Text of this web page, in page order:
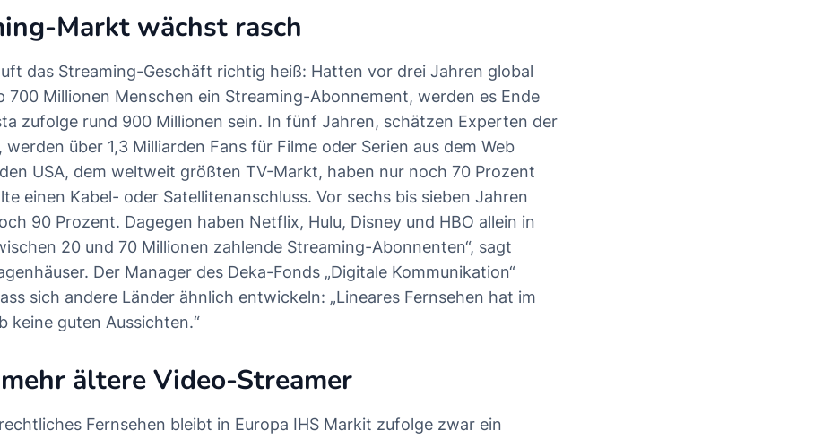
Markt wächst rasch
das Streaming-Geschäft richtig heiß: Hatten vor drei Jahren global
700 Millionen Menschen ein Streaming-Abonnement, werden es Ende
zufolge rund 900 Millionen sein. In fünf Jahren, schätzen Experten der
werden über 1,3 Milliarden Fans für Filme oder Serien aus dem Web
USA, dem weltweit größten TV-Markt, haben nur noch 70 Prozent
einen Kabel- oder Satellitenanschluss. Vor sechs bis sieben Jahren
90 Prozent. Dagegen haben Netflix, Hulu, Disney und HBO allein in
20 und 70 Millionen zahlende Streaming-Abonnenten“, sagt
Der Manager des Deka-Fonds „Digitale Kommunikation“
sich andere Länder ähnlich entwickeln: „Lineares Fernsehen hat im
keine guten Aussichten.“
ältere Video-Streamer
Fernsehen bleibt in Europa IHS Markit zufolge zwar ein